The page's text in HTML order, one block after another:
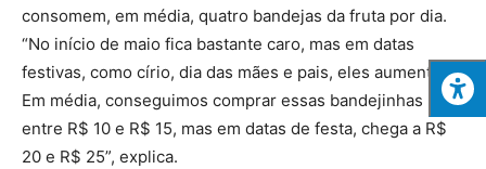
consomem, em média, quatro bandejas da fruta por dia.
“No início de maio fica bastante caro, mas em datas
festivas, como círio, dia das mães e pais, eles aumentam.
Em média, conseguimos comprar essas bandejinhas
entre R$ 10 e R$ 15, mas em datas de festa, chega a R$
20 e R$ 25”, explica.